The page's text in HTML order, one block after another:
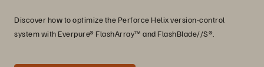
Discover how to optimize the Perforce Helix version-control
system with Everpure® FlashArray™ and FlashBlade//S®.